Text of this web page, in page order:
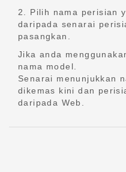
2. Pilih nama perisian
daripada senarai
pasangkan.
Jika anda
nama model.
Senarai menunjukkan
dikemas kini dan
daripada Web.